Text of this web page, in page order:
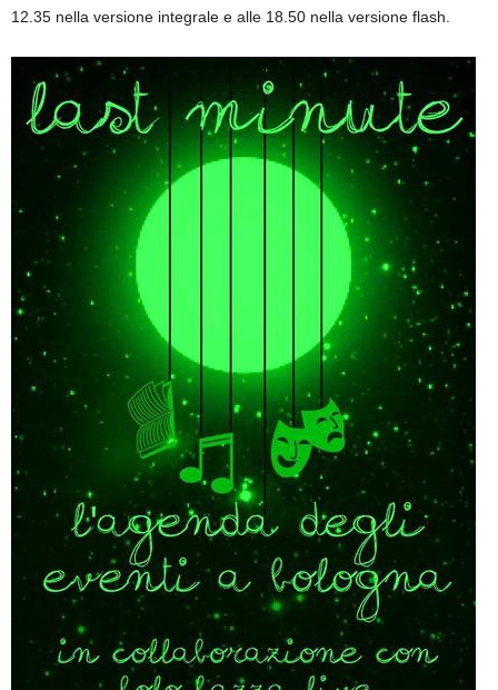
12.35 nella versione integrale e alle 18.50 nella versione flash.